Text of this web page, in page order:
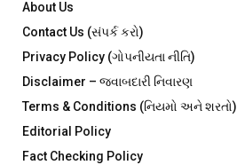
About Us
Contact Us (સંપર્ક કરો)
Privacy Policy (ગોપનીયતા નીતિ)
Disclaimer – જવાબદારી નિવારણ
Terms & Conditions (નિયમો અને શરતો)
Editorial Policy
Fact Checking Policy